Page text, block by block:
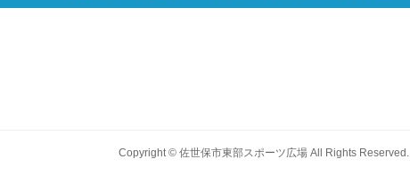
Copyright © 佐世保市東部スポーツ広場 All Rights Reserved.